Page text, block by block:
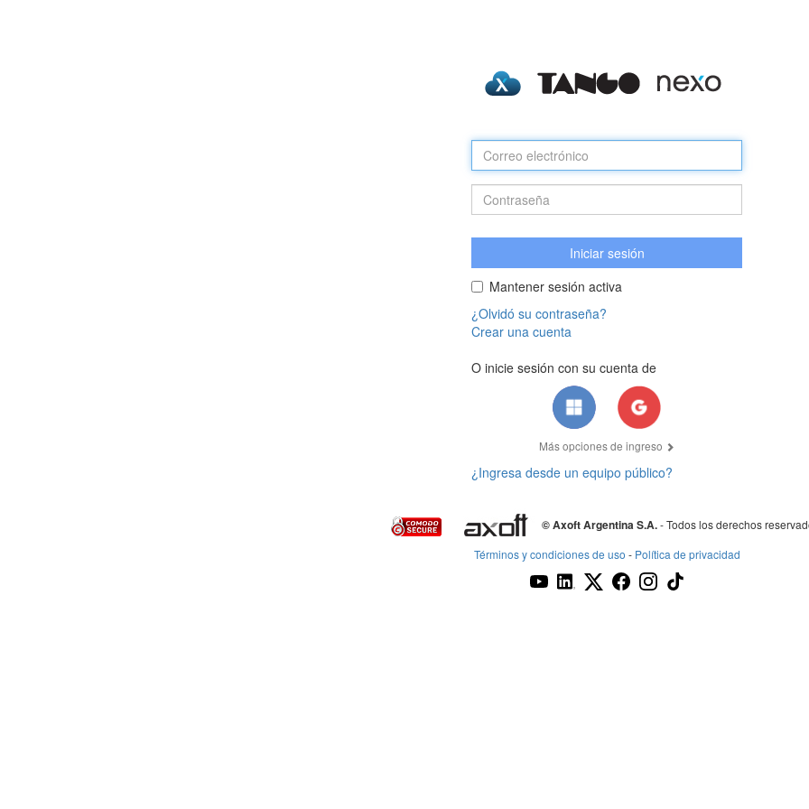
Mantener sesión activa
¿Olvidó su contraseña?
Crear una cuenta
O inicie sesión con su cuenta de
Más opciones de ingreso
¿Ingresa desde un equipo público?
© Axoft Argentina S.A.- Todos los derechos
Términos y condiciones de uso - Política de privacidad